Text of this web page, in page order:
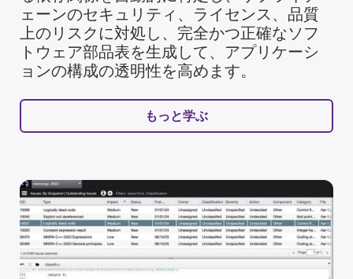
ェーンのセキュリティ、ライセンス、品質
上のリスクに対処し、完全かつ正確なソフ
トウェア部品表を生成して、アプリケーシ
ョンの構成の透明性を高めます。
もっと学ぶ